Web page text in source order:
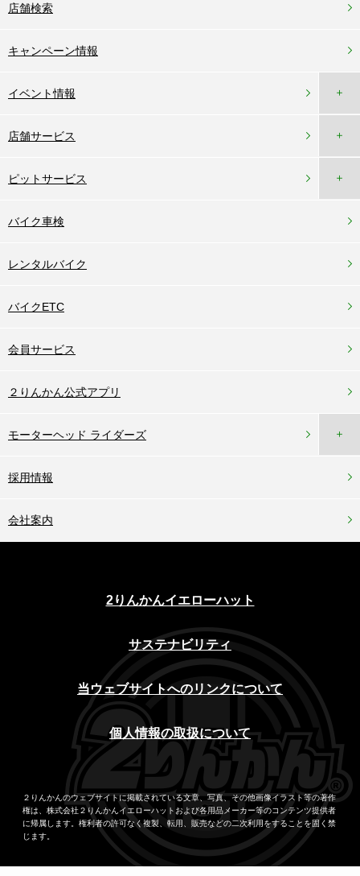
店舗検索
キャンペーン情報
イベント情報 ＋
店舗サービス ＋
ピットサービス ＋
バイク車検
レンタルバイク
バイクETC
会員サービス
２りんかん公式アプリ
モーターヘッド ライダーズ ＋
採用情報
会社案内
2りんかんイエローハット
サステナビリティ
当ウェブサイトへのリンクについて
個人情報の取扱について
２りんかんのウェブサイトに掲載されている文章、写真、その他画像イラスト等の著作
権は、株式会社２りんかんイエローハットおよび各用品メーカー等のコンテンツ提供者
に帰属します。権利者の許可なく複製、転用、販売などの二次利用をすることを固く禁
じます。